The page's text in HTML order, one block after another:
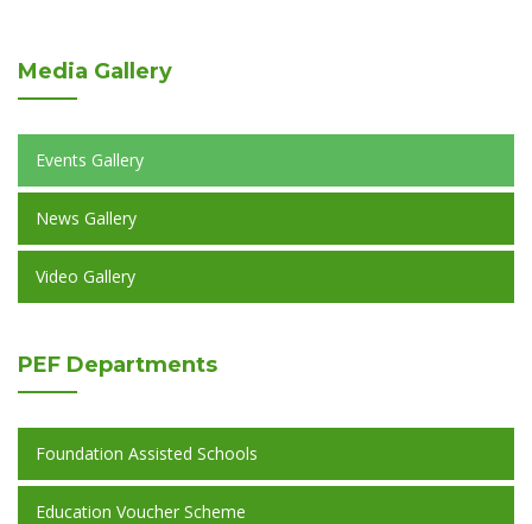
Media Gallery
Events Gallery
News Gallery
Video Gallery
PEF Departments
Foundation Assisted Schools
Education Voucher Scheme